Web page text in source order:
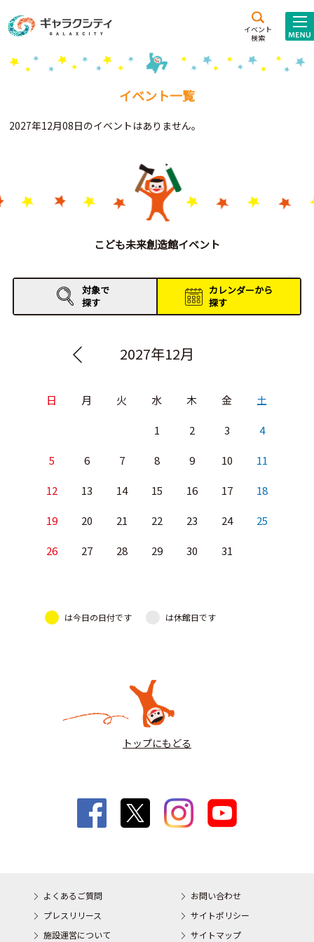
イベント
検索
施設案内
こども
西新井
施設･
Gがくえん
お知らせ
イベントレポート
イベント一覧
2027年12月08日のイベントはありません。
こども未来創造館イベント
対象で
探す
カレンダーから
探す
2027年12月
日 月 火 水 木 金 土
1 2 3 4
5 6 7 8 9 10 11
12 13 14 15 16 17 18
19 20 21 22 23 24 25
26 27 28 29 30 31
は今日の日付です は休館日です
トップにもどる
よくあるご質問
お問い合わせ
プレスリリース
サイトポリシー
施設運営について
サイトマップ